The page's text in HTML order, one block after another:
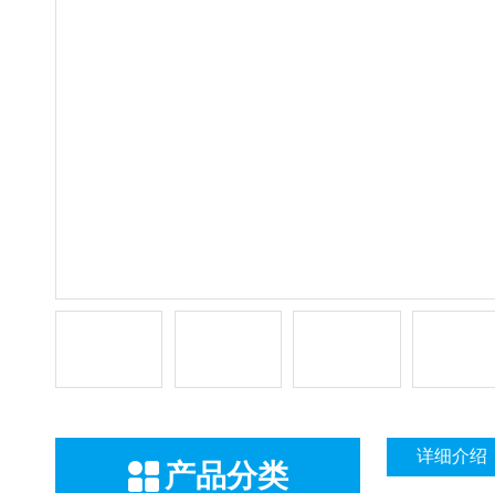
产品分类
详细介绍